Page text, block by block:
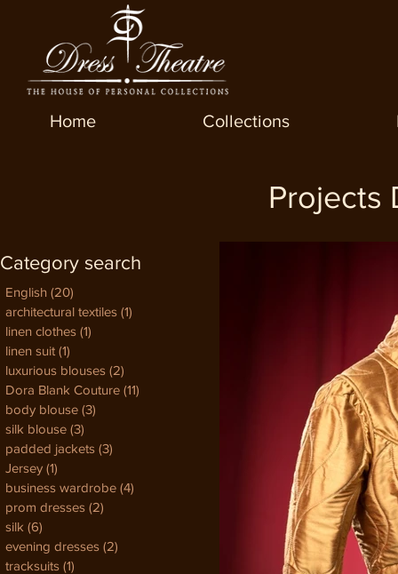
Home Collections
Projects
English (20)
architectural textiles (1)
linen clothes (1)
linen suit (1)
luxurious blouses (2)
Dora Blank Couture (11)
body blouse (3)
silk blouse (3)
padded jackets (3)
Jersey (1)
business wardrobe (4)
prom dresses (2)
silk (6)
evening dresses (2)
tracksuits (1)
Category search